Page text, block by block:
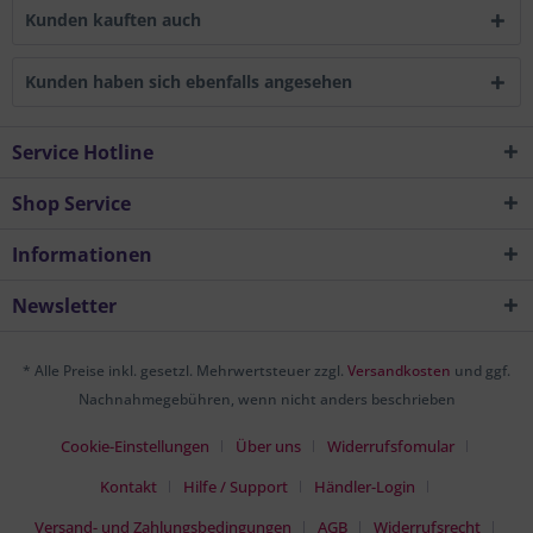
Kunden kauften auch
Kunden haben sich ebenfalls angesehen
Service Hotline
Shop Service
Informationen
Newsletter
* Alle Preise inkl. gesetzl. Mehrwertsteuer zzgl. Versandkosten und ggf.
Nachnahmegebühren, wenn nicht anders beschrieben
Cookie-Einstellungen Über uns
Widerrufsfomular
Kontakt
Hilfe / Support
Händler-Login
Versand- und Zahlungsbedingungen
AGB Widerrufsrecht